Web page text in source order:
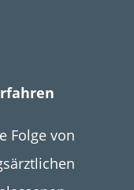
Folge von